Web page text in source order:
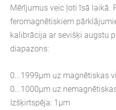
Mērījumus veic ļoti īsā laikā.
feromagnētiskiem
kalibrācija ar sevišķi augstu
diapazons:
0...1999μm uz magnētiskas
0...1000μm uz
Izšķirtspēja: 1μm